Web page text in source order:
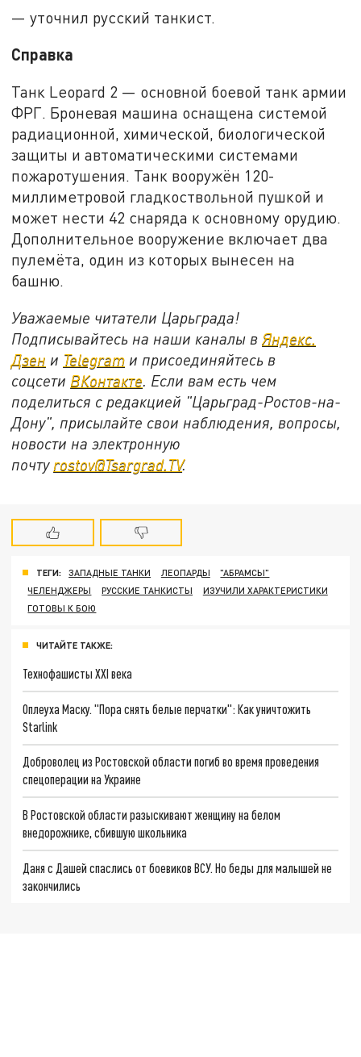
— уточнил русский танкист.
Справка
Танк Leopard 2 — основной боевой танк армии
ФРГ. Броневая машина оснащена системой
радиационной, химической, биологической
защиты и автоматическими системами
пожаротушения. Танк вооружён 120-
миллиметровой гладкоствольной пушкой и
может нести 42 снаряда к основному орудию.
Дополнительное вооружение включает два
пулемёта, один из которых вынесен на
башню.
Уважаемые читатели Царьграда!
Подписывайтесь на наши каналы вЯндекс.
Дзен и Telegram и присоединяйтесь в
соцсети ВКонтакте. Если вам есть чем
поделиться с редакцией "Царьград-Ростов-на-
Дону", присылайте свои наблюдения, вопросы,
новости на электронную
почту rostov@Tsargrad.ТV.
ТЕГИ: ЗАПАДНЫЕ ТАНКИ ЛЕОПАРДЫ
"АБРАМСЫ"
ЧЕЛЕНДЖЕРЫ
РУССКИЕ ТАНКИСТЫ
ИЗУЧИЛИ ХАРАКТЕРИСТИКИ
ГОТОВЫ К БОЮ
ЧИТАЙТЕ ТАКЖЕ:
Технофашисты XXI века
Оплеуха Маску. "Пора снять белые перчатки": Как уничтожить
Starlink
Доброволец из Ростовской области погиб во время проведения
спецоперации на Украине
В Ростовской области разыскивают женщину на белом
внедорожнике, сбившую школьника
Даня с Дашей спаслись от боевиков ВСУ. Но беды для малышей не
закончились